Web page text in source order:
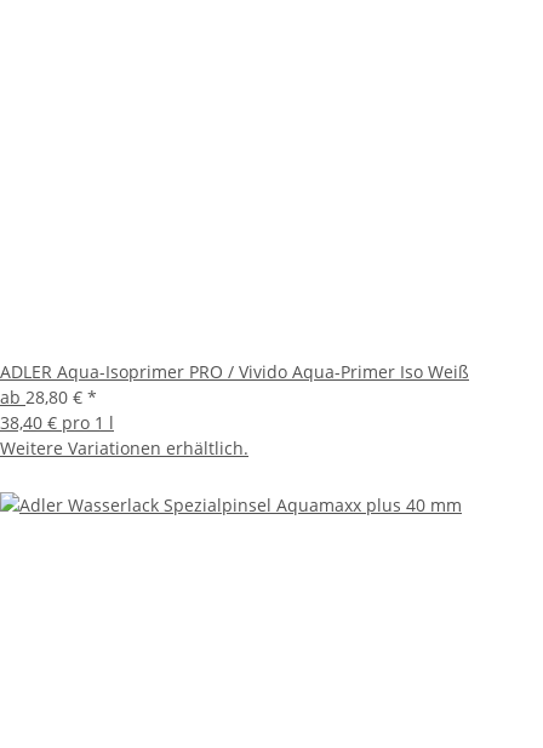
ADLER Aqua-Isoprimer PRO / Vivido Aqua-Primer Iso Weiß
ab 28,80 € *
38,40 € pro 1 l
Weitere Variationen erhältlich.